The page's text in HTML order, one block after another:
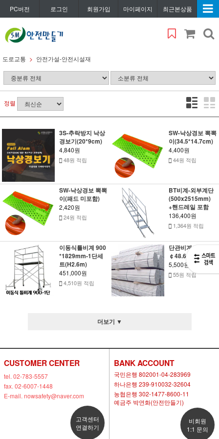
PC버전 로그인 회원가입 마이페이지 최근본상품
도로교통 안전가설-안전시설재
정렬
3S-추락방지 낙상
경보기(20*9cm)
4,840원
48원 적립
SW-낙상경보 뽁뽁
이(34.5*14.7cm)
4,400원
44원 적립
SW-낙상경보 뽁뽁
이(패드 미포함)
2,420원
24원 적립
BT비계-외부계단
(500x2515mm)
+핸드레일 포함
136,400원
1,364원 적립
이동식틀비계 900
*1829mm-1단세
트(H2.6m)
451,000원
4,510원 적립
단관비계 파이프-
￠48.6mm(백관)
5,500원
55원 적립
더보기 ▼
CUSTOMER CENTER
tel. 02-783-5557
fax. 02-6007-1448
E-mail. nowsafety@naver.com
고객센터
연결하기
BANK ACCOUNT
국민은행 802001-04-283969
하나은행 239-910032-32604
농협은행 302-1477-8600-11
예금주 박연화(안전만들기)
비회원
1:1 문의